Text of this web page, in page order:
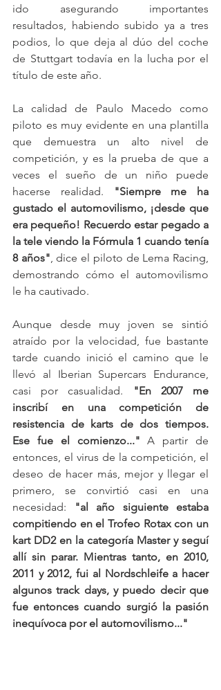
ido asegurando importantes
resultados, habiendo subido ya a tres
podios, lo que deja al dúo del coche
de Stuttgart todavía en la lucha por el
título de este año.
La calidad de Paulo Macedo como
piloto es muy evidente en una plantilla
que demuestra un alto nivel de
competición, y es la prueba de que a
veces el sueño de un niño puede
hacerse realidad.
"Siempre me ha
gustado el automovilismo, ¡desde que
era pequeño! Recuerdo estar pegado a
la tele viendo la Fórmula 1 cuando tenía
8 años", dice el piloto de Lema Racing,
demostrando cómo el automovilismo
le ha cautivado.
Aunque desde muy joven se sintió
atraído por la velocidad, fue bastante
tarde cuando inició el camino que le
llevó al Iberian Supercars Endurance,
casi por casualidad.
"En 2007 me
inscribí en una competición de
resistencia de karts de dos tiempos.
Ese fue el comienzo..." A partir de
entonces, el virus de la competición, el
deseo de hacer más, mejor y llegar el
primero, se convirtió casi en una
necesidad:
"al año siguiente estaba
compitiendo en el Trofeo Rotax con un
kart DD2 en la categoría Master y seguí
allí sin parar. Mientras tanto, en 2010,
2011 y 2012, fui al Nordschleife a hacer
algunos track days, y puedo decir que
fue entonces cuando surgió la pasión
inequívoca por el automovilismo..."